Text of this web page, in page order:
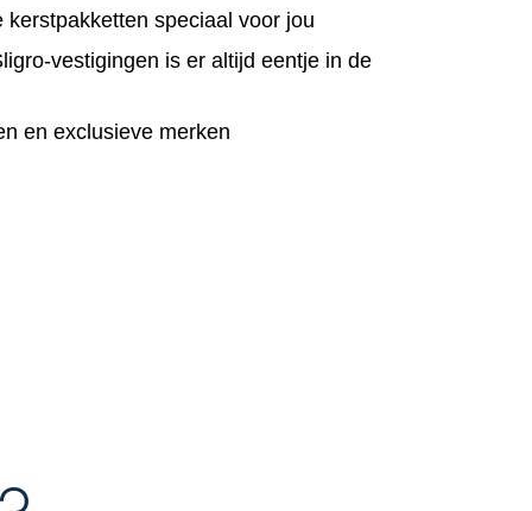
nacho chips 125 gram
cm
kerstpakketten speciaal voor jou
vestigingen is er altijd eentje in de
en exclusieve merken